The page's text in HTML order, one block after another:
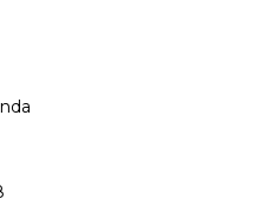
a sentir mejor
da bronca, acidez,
sacar el mostro que
Leer humor político
Y lo vas a ver
hay nada que moleste
Y eso es